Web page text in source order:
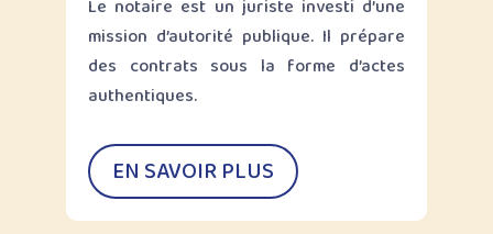
Le notaire est un juriste investi d’une
mission d’autorité publique. Il prépare
des contrats sous la forme d’actes
authentiques.
EN SAVOIR PLUS